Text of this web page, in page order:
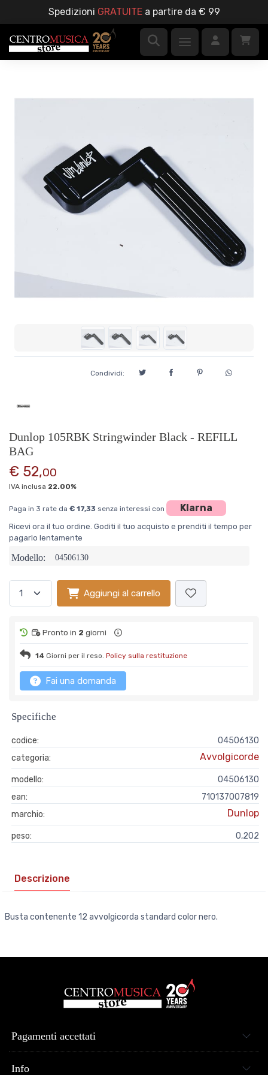
Spedizioni GRATUITEa partire da € 99
Condividi:
Dunlop 105RBK Stringwinder Black - REFILL
BAG
€ 52,00
IVA inclusa 22.00%
Paga in 3 rate da € 17,33 senza interessi con Klarna
Ricevi ora il tuo ordine. Goditi il tuo acquisto e prenditi il tempo per
pagarlo lentamente
Modello: 04506130
Aggiungi al carrello
Pronto in 2 giorni
14 Giorni per il reso. Policy sulla restituzione
Fai una domanda
Specifiche
codice:
04506130
categoria:
Avvolgicorde
modello:
04506130
ean:
710137007819
marchio:
Dunlop
peso: 0,202
Descrizione
Busta contenente 12 avvolgicorda standard color nero.
Pagamenti accettati
Info